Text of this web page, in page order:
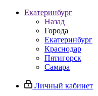
Екатеринбург
Назад
Города
Екатеринбург
Краснодар
Пятигорск
Самара
Личный кабинет